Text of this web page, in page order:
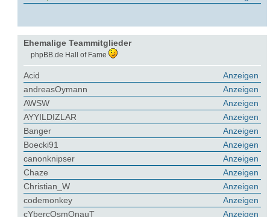
Ehemalige Teammitglieder
phpBB.de Hall of Fame
Anzeigen
Acid
Anzeigen
andreasOymann
Anzeigen
AWSW
Anzeigen
AYYILDIZLAR
Anzeigen
Banger
Anzeigen
Boecki91
Anzeigen
canonknipser
Anzeigen
Chaze
Anzeigen
Christian_W
Anzeigen
codemonkey
Anzeigen
cYbercOsmOnauT